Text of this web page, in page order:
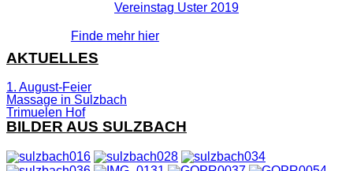
Vereinstag Uster 2019
Finde mehr hier
AKTUELLES
1. August-Feier
Massage in Sulzbach
Trimuelen Hof
BILDER AUS SULZBACH